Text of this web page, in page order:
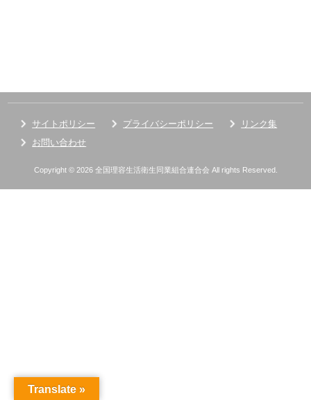
サイトポリシー プライバシーポリシー
リンク集
お問い合わせ
Copyright © 2026 全国理容生活衛生同業組合連合会 All rights Reserved.
Translate »